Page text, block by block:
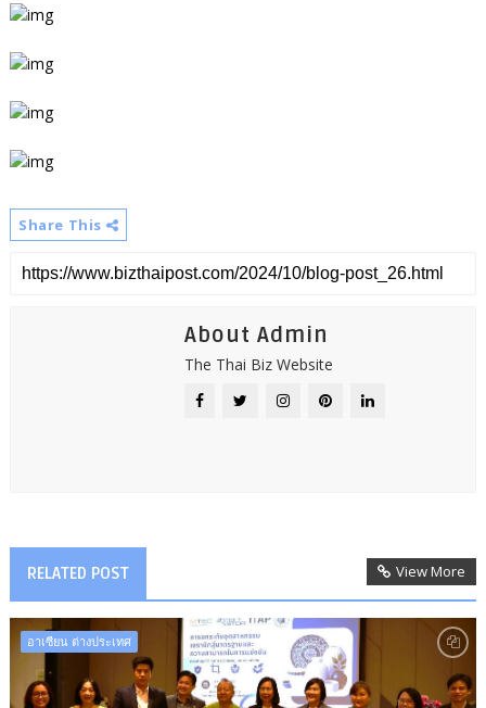
Share This
About Admin
The Thai Biz Website
RELATED POST View More
อาเซียน ต่างประเทศ